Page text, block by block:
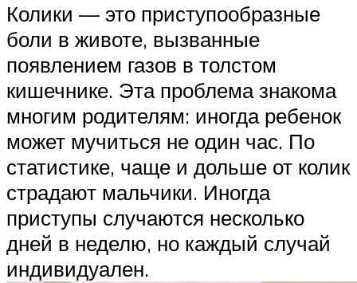
Колики — это приступообразные
боли в животе, вызванные
появлением газов в толстом
кишечнике. Эта проблема знакома
многим родителям: иногда ребенок
может мучиться не один час. По
статистике, чаще и дольше от колик
страдают мальчики. Иногда
приступы случаются несколько
дней в неделю, но каждый случай
индивидуален.